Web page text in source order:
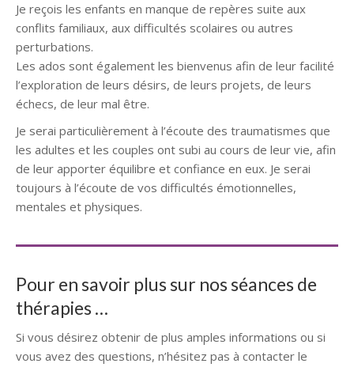
Je reçois les enfants en manque de repères suite aux
conflits familiaux, aux difficultés scolaires ou autres
perturbations.
Les ados sont également les bienvenus afin de leur facilité
l’exploration de leurs désirs, de leurs projets, de leurs
échecs, de leur mal être.
Je serai particulièrement à l’écoute des traumatismes que
les adultes et les couples ont subi au cours de leur vie, afin
de leur apporter équilibre et confiance en eux. Je serai
toujours à l’écoute de vos difficultés émotionnelles,
mentales et physiques.
Pour en savoir plus sur nos séances de
thérapies …
Si vous désirez obtenir de plus amples informations ou si
vous avez des questions, n’hésitez pas à contacter le